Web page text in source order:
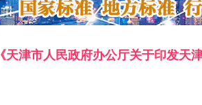
《天津市人民政府办公厅关于印发天